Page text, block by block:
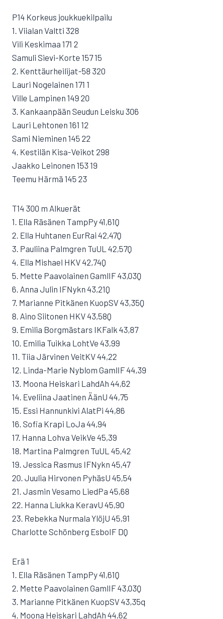
P14 Korkeus joukkuekilpailu
1. Viialan Valtti 328
Vili Keskimaa 171 2
Samuli Sievi-Korte 157 15
2. Kenttäurheilijat-58 320
Lauri Nogelainen 171 1
Ville Lampinen 149 20
3. Kankaanpään Seudun Leisku 306
Lauri Lehtonen 161 12
Sami Nieminen 145 22
4. Kestilän Kisa-Veikot 298
Jaakko Leinonen 153 19
Teemu Härmä 145 23
T14 300 m Alkuerät
1. Ella Räsänen TampPy 41,61Q
2. Ella Huhtanen EurRai 42,47Q
3. Pauliina Palmgren TuUL 42,57Q
4. Ella Mishael HKV 42,74Q
5. Mette Paavolainen GamlIF 43,03Q
6. Anna Julin IFNykn 43,21Q
7. Marianne Pitkänen KuopSV 43,35Q
8. Aino Siitonen HKV 43,58Q
9. Emilia Borgmästars IKFalk 43,87
10. Emilia Tuikka LohtVe 43,99
11. Tiia Järvinen VeitKV 44,22
12. Linda-Marie Nyblom GamlIF 44,39
13. Moona Heiskari LahdAh 44,62
14. Eveliina Jaatinen ÄänU 44,75
15. Essi Hannunkivi AlatPi 44,86
16. Sofia Krapi LoJa 44,94
17. Hanna Lohva VeikVe 45,39
18. Martina Palmgren TuUL 45,42
19. Jessica Rasmus IFNykn 45,47
20. Juulia Hirvonen PyhäsU 45,54
21. Jasmin Vesamo LiedPa 45,68
22. Hanna Liukka KeravU 45,90
23. Rebekka Nurmala YlöjU 45,91
Charlotte Schönberg EsboIF DQ
Erä 1
1. Ella Räsänen TampPy 41,61Q
2. Mette Paavolainen GamlIF 43,03Q
3. Marianne Pitkänen KuopSV 43,35q
4. Moona Heiskari LahdAh 44,62